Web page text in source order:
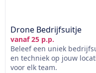
Drone Bedrijfsuitje
vanaf 25 p.p.
Beleef een uniek
en techniek op jouw
voor elk team.